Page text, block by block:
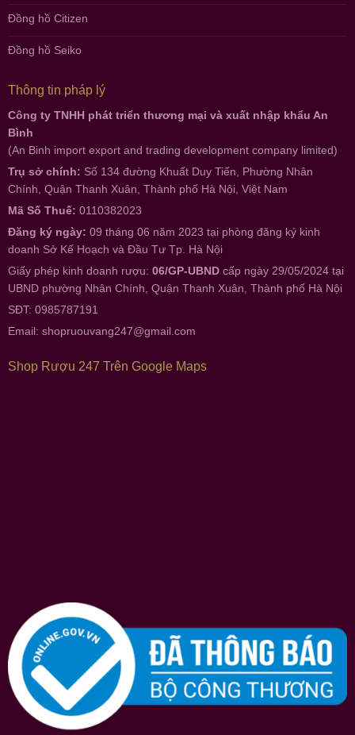
Đồng hồ Citizen
Đồng hồ Seiko
Thông tin pháp lý
Công ty TNHH phát triển thương mại và xuất nhập khẩu An
Bình
(An Binh import export and trading development company limited)
Trụ sở chính: Số 134 đường Khuất Duy Tiến, Phường Nhân
Chính, Quận Thanh Xuân, Thành phố Hà Nội, Việt Nam
Mã Số Thuế: 0110382023
Đăng ký ngày: 09 tháng 06 năm 2023 tại phòng đăng ký kinh
doanh Sở Kế Hoạch và Đầu Tư Tp. Hà Nội
Giấy phép kinh doanh rượu: 06/GP-UBND cấp ngày 29/05/2024 tại
UBND phường Nhân Chính, Quận Thanh Xuân, Thành phố Hà Nội
SĐT: 0985787191
Email: shopruouvang247@gmail.com
Shop Rượu 247 Trên Google Maps